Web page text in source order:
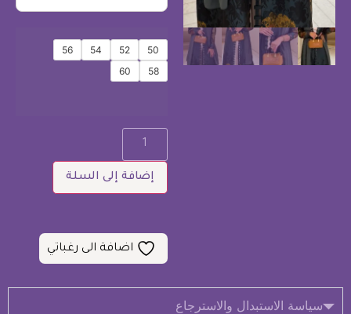
50
52
54
56
58
60
إضافة إلى السلة
اضافة الى رغباتي
سياسة الاستبدال والاسترجاع